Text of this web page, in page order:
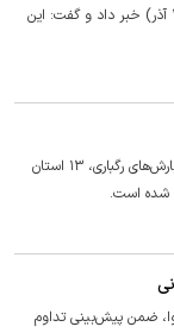
هشدار سطح قرمز برای روز‌های سه‌شنبه (۲۵ آذر) تا جمعه (۲۸ آذر) خبر داد و گفت: این
رئیس سازمان امداد و نجات جمعیت هلال‌احمر گفت: وقوع بارش‌های رگباری، ۱۳ استان
ضمن پیش‌بینی تداوم